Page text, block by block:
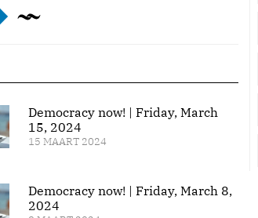
Democracy now! | Friday, March
15, 2024
15 MAART 2024
Democracy now! | Friday, March 8,
2024